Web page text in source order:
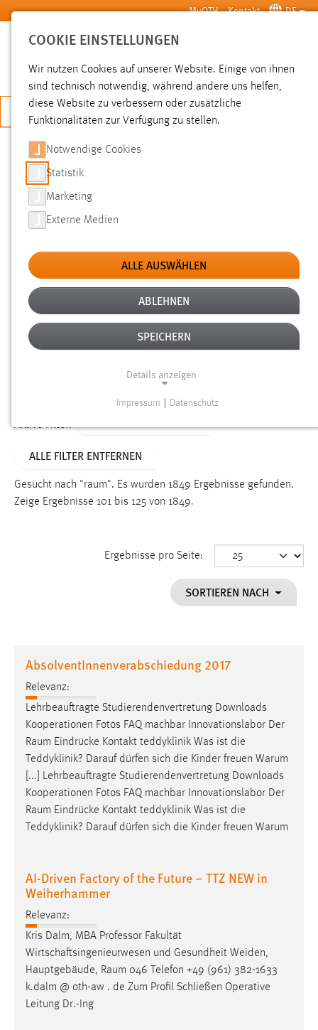
Zum Hauptinhalt springen MyOTH Kontakt DE
SUCHE
JETZT BEWERBEN
SUCHE
FILTER
Typ
Erstellungsdatum
Alter
Aktive Filter:
ALLE FILTER ENTFERNEN
Gesucht nach "raum". Es wurden 1849 Ergebnisse gefunden.
Zeige Ergebnisse 101 bis 125 von 1849.
Ergebnisse pro Seite:
SORTIEREN NACH
AbsolventInnenverabschiedung 2017
Relevanz:
Lehrbeauftragte Studierendenvertretung Downloads
Kooperationen Fotos FAQ machbar Innovationslabor Der
Raum Eindrücke Kontakt teddyklinik Was ist die
Teddyklinik? Darauf dürfen sich die Kinder freuen Warum
[...] Lehrbeauftragte Studierendenvertretung Downloads
Kooperationen Fotos FAQ machbar Innovationslabor Der
Raum Eindrücke Kontakt teddyklinik Was ist die
Teddyklinik? Darauf dürfen sich die Kinder freuen Warum
AI-Driven Factory of the Future – TTZ NEW in
Weiherhammer
Relevanz:
Kris Dalm, MBA Professor Fakultät
Wirtschaftsingenieurwesen und Gesundheit Weiden,
Hauptgebäude, Raum 046 Telefon +49 (961) 382-1633
k.dalm @ oth-aw . de Zum Profil Schließen Operative
Leitung Dr.-Ing
COOKIE EINSTELLUNGEN
Wir nutzen Cookies auf unserer Website. Einige von ihnen
sind technisch notwendig, während andere uns helfen,
diese Website zu verbessern oder zusätzliche
Funktionalitäten zur Verfügung zu stellen.
Notwendige Cookies
Statistik
Marketing
Externe Medien
ALLE AUSWÄHLEN
ABLEHNEN
SPEICHERN
Details anzeigen
Funktionen und sind für die einwandfreie Funktion der
Einverständnis
cookie_consent
Dieser Cookie speichert die ausgewählten Einverständnis-
Performance
Name:
Zweck:
Für performante Seitenauslieferung wird in diesem Cookie
gespeichert, ob man eingeloggt ist.
Sprachpräferenz
site-language-preference
Das Cookie speichert die gewählte Sprache der Website.
Cookie Laufzeit:
Chat
Impressum Datenschutz